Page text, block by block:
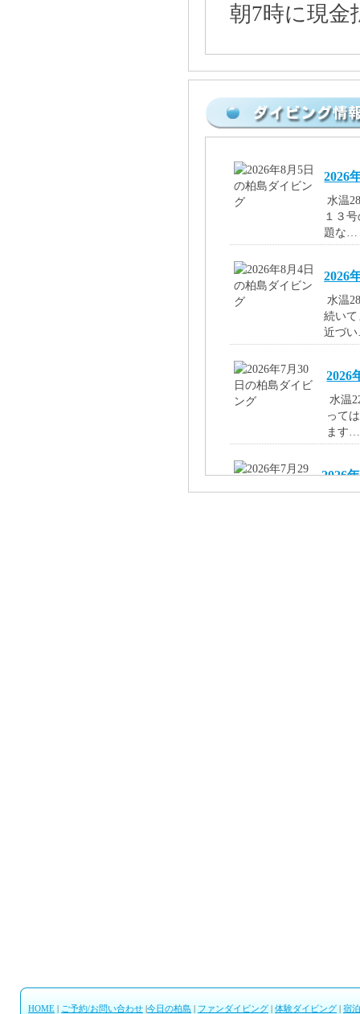
朝7時に現
2026
水温
１３
題な…
2026
水温
続い
近づ
2026
水温
って
ます…
2026
HOME | ご予約/お問い合わせ |今日の柏島 | ファンダイビング | 体験ダイビング | 宿泊